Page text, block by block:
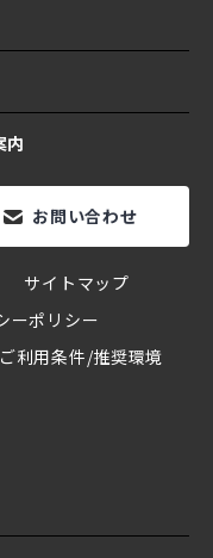
内
お問い合わせ
サイトマップ
ーポリシー
ご利用条件/推奨環境